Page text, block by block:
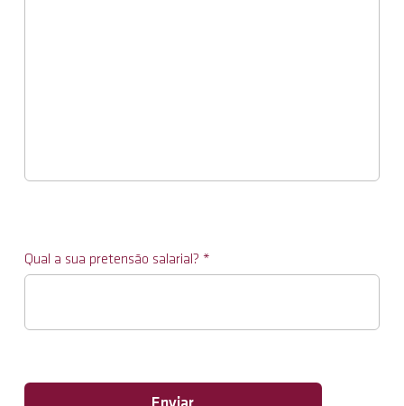
Qual a sua pretensão salarial?